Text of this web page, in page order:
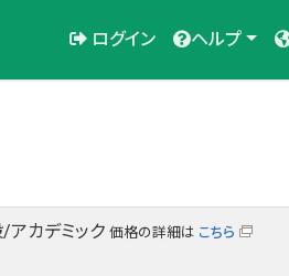
ログイン ヘルプ
アカデミック 価格の詳細は こちら